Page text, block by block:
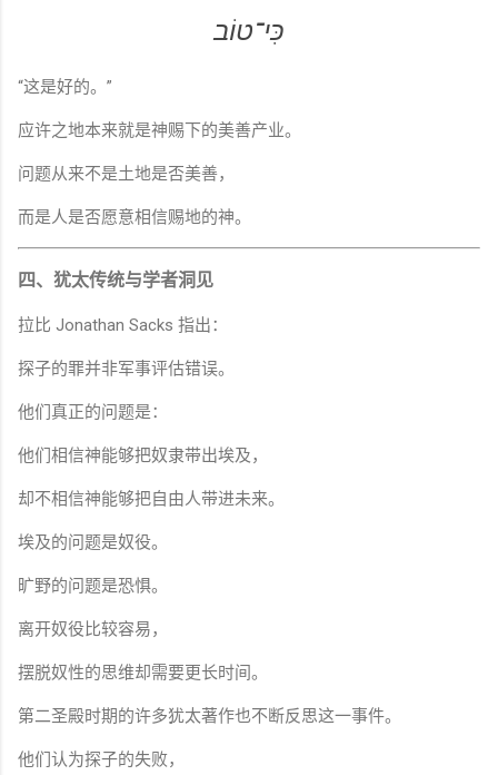
כִּי־טוֹב
“这是好的。”
应许之地本来就是神赐下的美善产业。
问题从来不是土地是否美善，
而是人是否愿意相信赐地的神。
四、犹太传统与学者洞见
拉比 Jonathan Sacks 指出：
探子的罪并非军事评估错误。
他们真正的问题是：
他们相信神能够把奴隶带出埃及，
却不相信神能够把自由人带进未来。
埃及的问题是奴役。
旷野的问题是恐惧。
离开奴役比较容易，
摆脱奴性的思维却需要更长时间。
第二圣殿时期的许多犹太著作也不断反思这一事件。
他们认为探子的失败，